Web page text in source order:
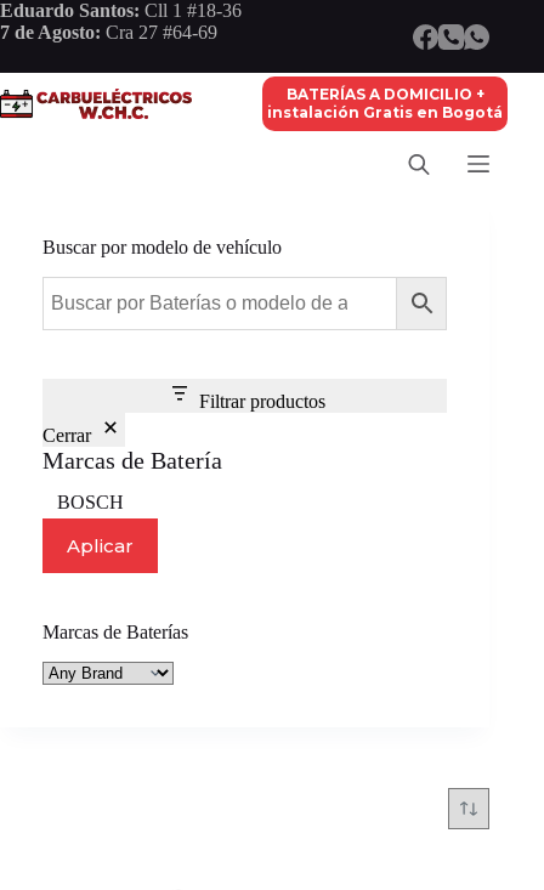
Saltar
al
Eduardo Santos: Cll 1 #18-36
7 de Agosto: Cra 27 #64-69
BATERÍAS A DOMICILIO +
instalación Gratis en Bogotá
Buscar por modelo de vehículo
Filtrar productos
Cerrar
Marcas de Batería
Marca
BOSCH
Aplicar
Marcas de Baterías